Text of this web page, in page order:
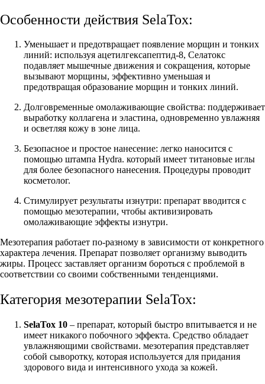
Особенности действия SelaTox:
Уменьшает и предотвращает появление морщин и тонких
линий: используя ацетилгексапептид-8, Селатокс
подавляет мышечные движения и сокращения, которые
вызывают морщины, эффективно уменьшая и
предотвращая образование морщин и тонких линий.
Долговременные омолаживающие свойства: поддерживает
выработку коллагена и эластина, одновременно увлажняя
и осветляя кожу в зоне лица.
Безопасное и простое нанесение: легко наносится с
помощью штампа Hydra. который имеет титановые иглы
для более безопасного нанесения. Процедуры проводит
косметолог.
Стимулирует результаты изнутри: препарат вводится с
помощью мезотерапии, чтобы активизировать
омолаживающие эффекты изнутри.
Мезотерапия работает по-разному в зависимости от конкретного
характера лечения. Препарат позволяет организму выводить
жиры. Процесс заставляет организм бороться с проблемой в
соответствии со своими собственными тенденциями.
Категория мезотерапии SelaTox:
SelaTox 10 – препарат, который быстро впитывается и не
имеет никакого побочного эффекта. Средство обладает
увлажняющими свойствами. мезотерапия представляет
собой сыворотку, которая используется для придания
здорового вида и интенсивного ухода за кожей.